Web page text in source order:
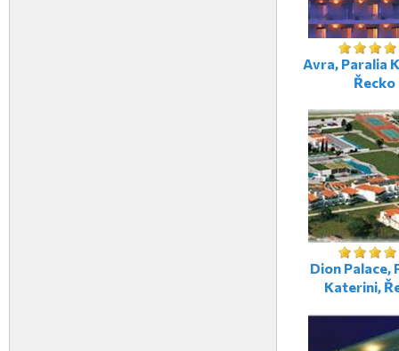
Avra, Paralia
Řecko
Dion Palace,
Katerini,